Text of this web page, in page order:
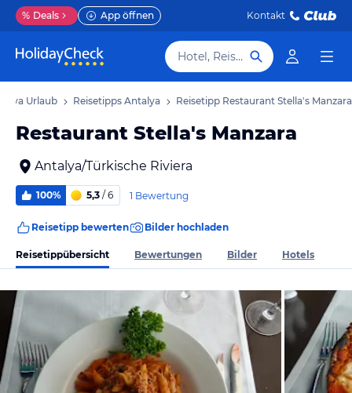
% Deals App öffnen Kontakt
Hotel, Reiseziel
Urlaub Reisetipps Antalya Reisetipp Restaurant Stella's Manzara
Restaurant Stella's Manzara
Antalya/Türkische Riviera
100% 5,3 / 6 1 Bewertung
Reisetipp bewerten Bilder hochladen
Reisetippübersicht Bewertungen Bilder Hotels